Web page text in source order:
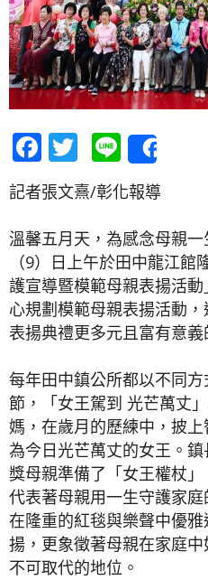
Facebook
Twitter
Line
記者張文熹/彰化報導
溫馨五月天，為感念母親
（9）日上午於田中龍江
護宣導暨模範母親表揚活
心規劃模範母親表揚活動
表揚典禮更多元且富有意義
每年田中鎮公所都以不同
節，「女王駕到 光芒萬丈
媽，在歲月的歷練中，披
為今日光芒萬丈的女王。
獎母親準備了「女王權杖
代表著母親用一生守護家
在隆重的紅毯與樂聲中優
揚，更象徵著母親在家庭
不可取代的地位。